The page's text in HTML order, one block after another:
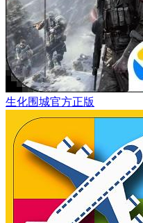
生化围城官方正版